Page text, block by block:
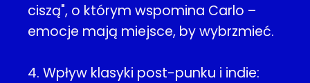
ciszą", o którym wspomina Carlo –
emocje mają miejsce, by wybrzmieć.
4. Wpływ klasyki post-punku i indie: